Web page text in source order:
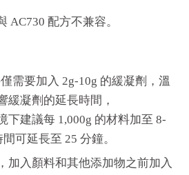
AC730 配方不兼容。
需要加入 2g-10g 的緩凝劑，溫
緩凝劑的延長時間，
下建議每 1,000g 的材料加至 8-
可延長至 25 分鐘。
加入顏料和其他添加物之前加入